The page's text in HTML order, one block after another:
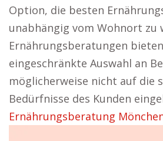
Option, die besten
unabhängig vom Wohnort zu
Ernährungsberatungen
eingeschränkte Auswahl an
möglicherweise nicht auf die
Bedürfnisse des Kunden
Ernährungsberatung